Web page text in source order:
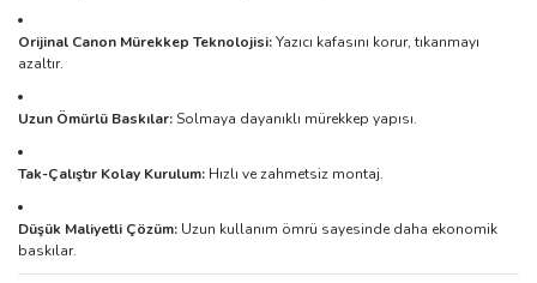
Orijinal Canon Mürekkep Teknolojisi:Yazıcı kafasını korur, tıkanmayı
azaltır.
Uzun Ömürlü Baskılar:Solmaya dayanıklı mürekkep yapısı.
Tak-Çalıştır Kolay Kurulum: Hızlı ve zahmetsiz montaj.
Düşük Maliyetli Çözüm: Uzun kullanım ömrü sayesinde daha ekonomik
baskılar.